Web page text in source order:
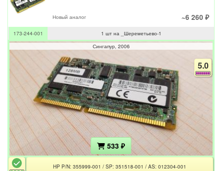
Новый аналог ~6 260 ₽
173-244-001
1 шт на _Шереметьево-1
Сингапур 2006
5.0
533 ₽
HP P/N: 355999-001 / SP: 351518-001 / AS: 012304-001